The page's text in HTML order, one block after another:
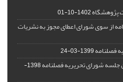
پژوهشگاه1402-10-01
از سوی شورای اعطای مجوز به نشریات
فصلنامه1399-03-24
جلسه شورای تحریریه فصلنامه
1398-